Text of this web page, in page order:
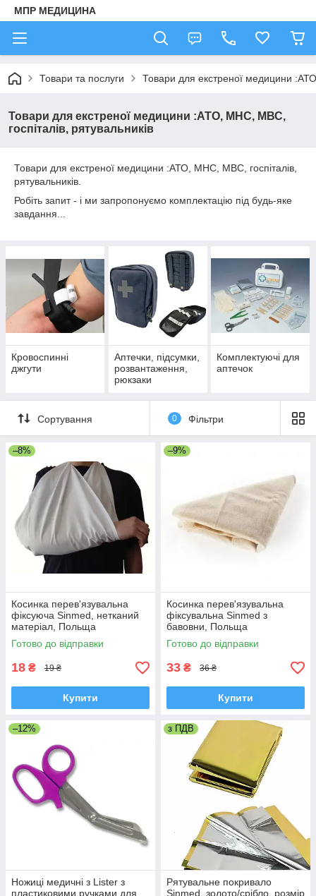
МПР МЕДИЦИНА
Товари та послуги Товари для екстреної медицини
Товари для екстреної медицини :АТО, МНС, МВС,
госпіталів, рятувальників
Товари для екстреної медицини :АТО, МНС, МВС, госпіталів,
рятувальників.
Робіть запит - і ми запропонуємо комплектацію під будь-яке
завдання...
Кровоспинні
джгути
Аптечки, підсумки,
розвантаження,
рюкзаки
Комплектуючі для
аптечок
Сортування 0 Фільтри
–8%
Косинка перев'язувальна
фіксуюча Sinmed, нетканий
матеріал, Польща
Готово до відправки
18 ₴ 19 ₴
Купити
–9%
Косинка перев'язувальна
фіксувальна Sinmed з
бавовни, Польща
Готово до відправки
33 ₴ 36 ₴
Купити
–12%
Ножиці медичні з Lister з
пластиковими ручками для
з ПДВ
Рятувальне покривало
Sinmed, золото/срібло, розмір